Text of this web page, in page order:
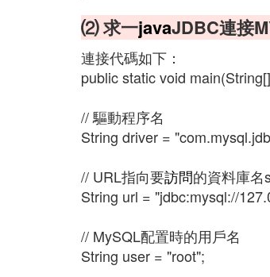
⑵ 求一javaJDBC連接
連接代碼如下：
public static void
// 驅動程序名
String driver =
// URL指向要訪問的資料庫名
String url = "jdbc:mysql://
// MySQL配置時的用戶名
String user = "root";